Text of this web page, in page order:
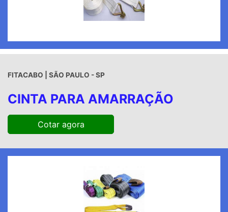
FITACABO | SÃO PAULO - SP
CINTA PARA AMARRAÇÃO
Cotar agora